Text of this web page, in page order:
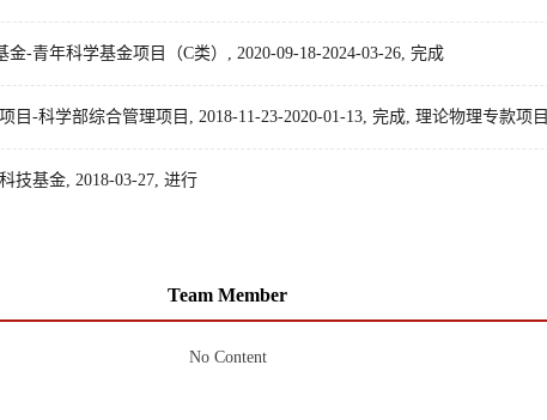
-青年科学基金项目（C类）, 2020-09-18-2024-03-26, 完成
-科学部综合管理项目, 2018-11-23-2020-01-13, 完成, 理论物理专款项目
技基金, 2018-03-27, 进行
Team Member
No Content